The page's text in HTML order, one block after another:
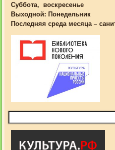
Суббота, воскресенье
с
Выходной: Понедельник
Последняя среда месяца –